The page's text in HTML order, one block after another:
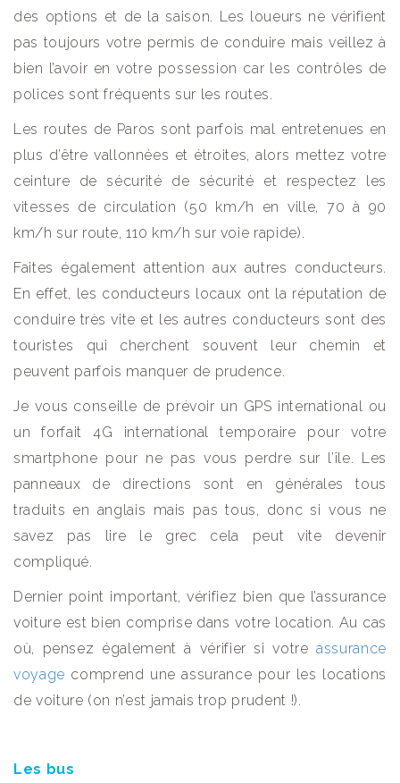
des options et de la saison. Les loueurs ne vérifient
pas toujours votre permis de conduire mais veillez à
bien l’avoir en votre possession car les contrôles de
polices sont fréquents sur les routes.
Les routes de Paros sont parfois mal entretenues en
plus d’être vallonnées et étroites, alors mettez votre
ceinture de sécurité de sécurité et respectez les
vitesses de circulation (50 km/h en ville, 70 à 90
km/h sur route, 110 km/h sur voie rapide).
Faites également attention aux autres conducteurs.
En effet, les conducteurs locaux ont la réputation de
conduire très vite et les autres conducteurs sont des
touristes qui cherchent souvent leur chemin et
peuvent parfois manquer de prudence.
Je vous conseille de prévoir un GPS international ou
un forfait 4G international temporaire pour votre
smartphone pour ne pas vous perdre sur l’île. Les
panneaux de directions sont en générales tous
traduits en anglais mais pas tous, donc si vous ne
savez pas lire le grec cela peut vite devenir
compliqué.
Dernier point important, vérifiez bien que l’assurance
voiture est bien comprise dans votre location. Au cas
où, pensez également à vérifier si votreassurance
voyage comprend une assurance pour les locations
de voiture (on n’est jamais trop prudent !).
Les bus